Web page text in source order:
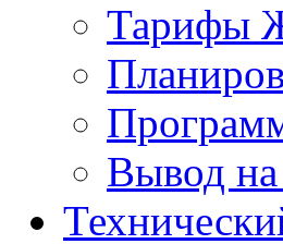
Тарифы
Вывод на